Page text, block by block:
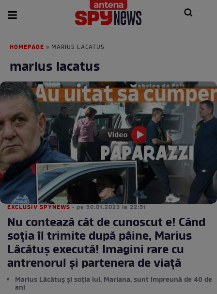
HOMEPAGE » MARIUS LACATUS
marius lacatus
EXCLUSIV SPYNEWS • pe 30.01.2025 la 22:51
Nu contează cât de cunoscut e! Când
soția îl trimite după pâine, Marius
Lăcătuș execută! Imagini rare cu
antrenorul și partenera de viață
Marius Lăcătuș și soția lui, Mariana, sunt împreună de 40 de
ani